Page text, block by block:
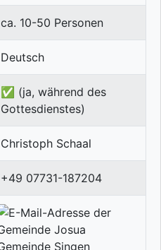
ca. 10-50 Personen
Deutsch
✅ (ja, während des
Gottesdienstes)
Christoph Schaal
+49 07731-187204